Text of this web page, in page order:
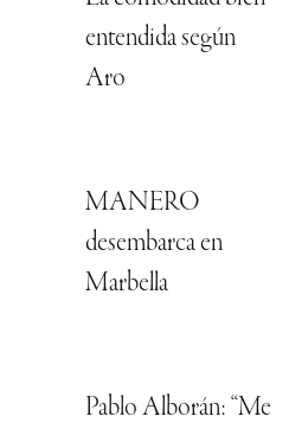
entendida según
Aro
MANERO
desembarca en
Marbella
Pablo Alborán: “Me